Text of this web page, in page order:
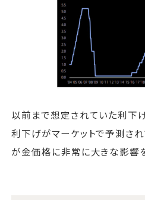
以前まで想定されていた利下
利下げがマーケットで予測され
が金価格に非常に大きな影響